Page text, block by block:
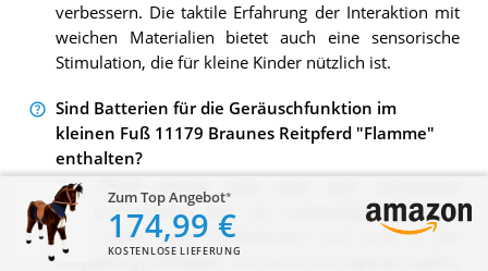
Zum Top Angebot
174,99 €
KOSTENLOSE LIEFERUNG
verbessern. Die taktile Erfahrung der Interaktion mit
weichen Materialien bietet auch eine sensorische
Stimulation, die für kleine Kinder nützlich ist.
Sind Batterien für die Geräuschfunktion im
kleinen Fuß 11179 Braunes Reitpferd "Flamme"
enthalten?
Das Pferd verfügt zwar über eine aufregende
Geräuschfunktion, aber die notwendigen Batterien
(zwei LR06- oder AA-Batterien) sind nicht in der
Verpackung enthalten. Du musst sie separat kaufen,